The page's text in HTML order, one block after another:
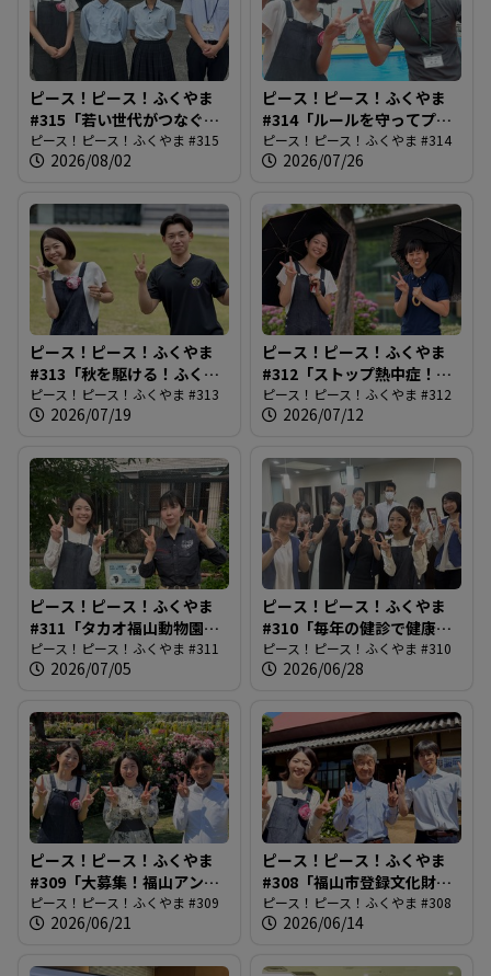
す
る
ピース！ピース！ふくやま
#315「若い世代がつなぐ市
民平和のつどい」
ピース！ピース！ふくやま #315
2026/08/02
ピース！ピース！ふくやま
#314「ルールを守ってプー
ルを楽しもう」
ピース！ピース！ふくやま #314
2026/07/26
ピース！ピース！ふくやま
#313「秋を駆ける！ふくや
まマラソン」
ピース！ピース！ふくやま #313
2026/07/19
ピース！ピース！ふくやま
#312「ストップ熱中症！
2026最前線」
ピース！ピース！ふくやま #312
2026/07/12
ピース！ピース！ふくやま
#311「タカオ福山動物園の4
種類の走鳥類」
ピース！ピース！ふくやま #311
2026/07/05
ピース！ピース！ふくやま
#310「毎年の健診で健康管
理」
ピース！ピース！ふくやま #310
2026/06/28
ピース！ピース！ふくやま
#309「大募集！福山アンバ
サダー」
ピース！ピース！ふくやま #309
2026/06/21
ピース！ピース！ふくやま
#308「福山市登録文化財制
度創設」
ピース！ピース！ふくやま #308
2026/06/14